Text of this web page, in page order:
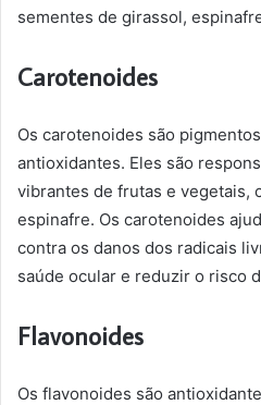
sementes de girassol,
Carotenoides
Os carotenoides são
antioxidantes. Eles são
vibrantes de frutas e vegetais,
espinafre. Os carotenoides
contra os danos dos radicais
saúde ocular e reduzir o risco
Flavonoides
Os flavonoides são